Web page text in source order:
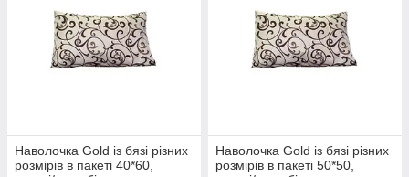
Наволочка Gold із бязі різних
розмірів в пакеті 40*60,
Наволочка Gold із бязі різних
розмірів в пакеті 50*50,